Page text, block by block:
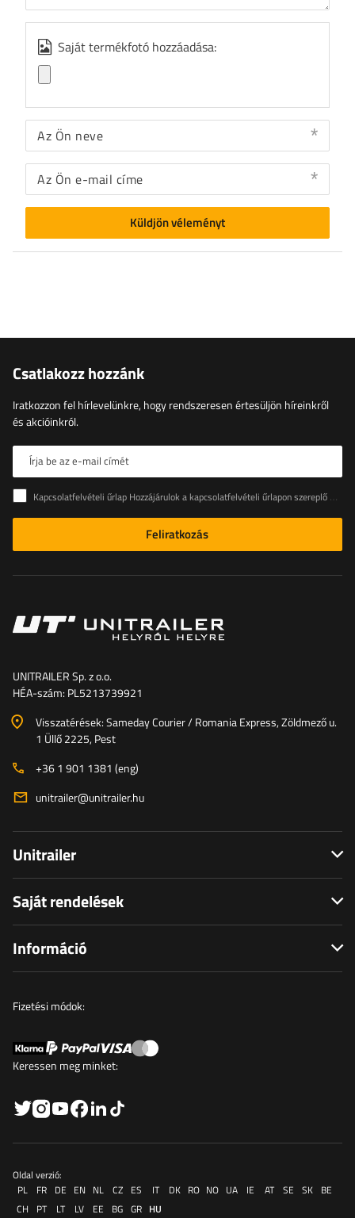
Saját termékfotó hozzáadása:
Az Ön neve
Az Ön e-mail címe
Küldjön véleményt
Csatlakozz hozzánk
Iratkozzon fel hírlevelünkre, hogy rendszeresen értesüljön híreinkről
és akcióinkról.
Írja be az e-mail címét
Kapcsolatfelvételi űrlap Hozzájárulok a kapcsolatfelvételi űrlapon szereplő személyes adataimnak az Európai Parlament és a Tanács (EU) rendeletével összhangban történő kezeléséhez
Feliratkozás
UNITRAILER Sp. z o.o.
HÉA-szám: PL5213739921
Visszatérések: Sameday Courier / Romania Express, Zöldmező u.
1 Üllő 2225, Pest
+36 1 901 1381 (eng)
unitrailer@unitrailer.hu
Unitrailer
Saját rendelések
Információ
Fizetési módok:
Keressen meg minket:
Oldal verzió:
PL
FR DE EN NL CZ ES IT DK RO NO UA IE AT SE SK BE
CH
PT LT LV EE BG GR HU